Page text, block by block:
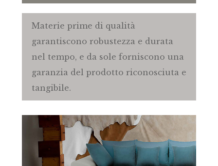
Materie prime di qualità
garantiscono robustezza e durata
nel tempo, e da sole forniscono una
garanzia del prodotto riconosciuta e
tangibile.